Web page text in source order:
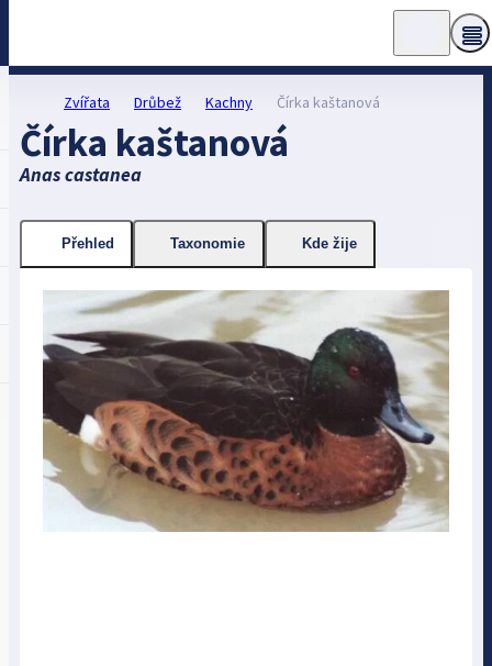
Zvířata Drůbež Kachny Čírka kaštanová
Čírka kaštanová
Anas castanea
Přehled Taxonomie Kde žije